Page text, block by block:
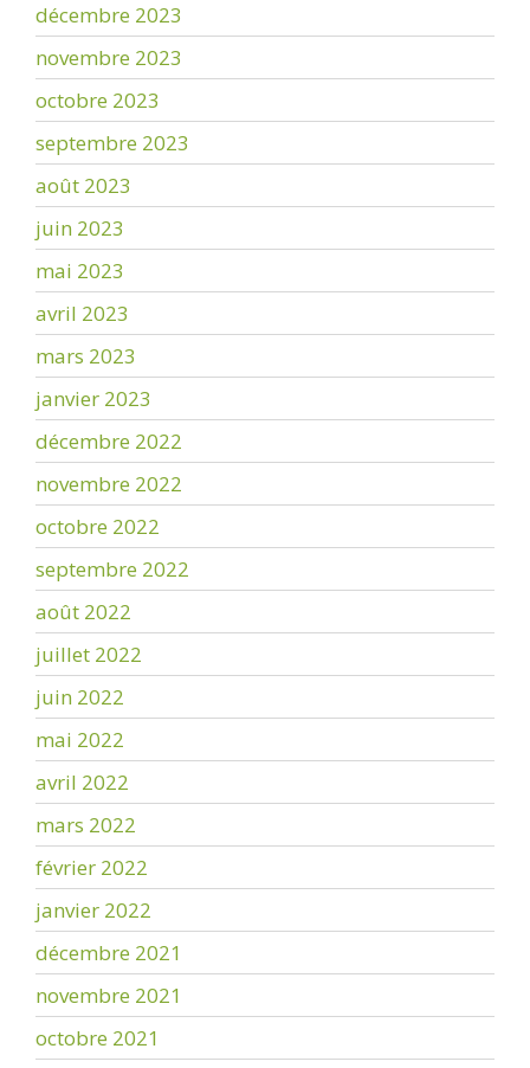
décembre 2023
novembre 2023
octobre 2023
septembre 2023
août 2023
juin 2023
mai 2023
avril 2023
mars 2023
janvier 2023
décembre 2022
novembre 2022
octobre 2022
septembre 2022
août 2022
juillet 2022
juin 2022
mai 2022
avril 2022
mars 2022
février 2022
janvier 2022
décembre 2021
novembre 2021
octobre 2021